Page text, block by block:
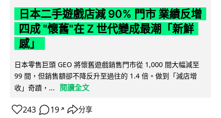
日本二手遊戲店減 90% 門市 業績反增
四成 "懷舊"在 Z 世代變成最潮「新鮮
感」
日本零售巨頭 GEO 將懷舊遊戲銷售門市從 1,000 間大幅減至
99 間，但銷售額卻不降反升至過往的 1.4 倍。做到「減店增
收」奇蹟，...
閱讀全文
243 19 ↗ 分享